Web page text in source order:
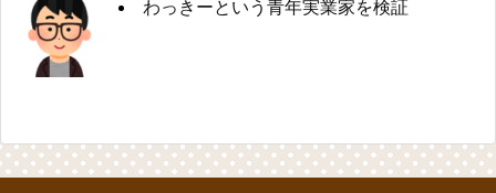
わっきーという青年実業家を検証